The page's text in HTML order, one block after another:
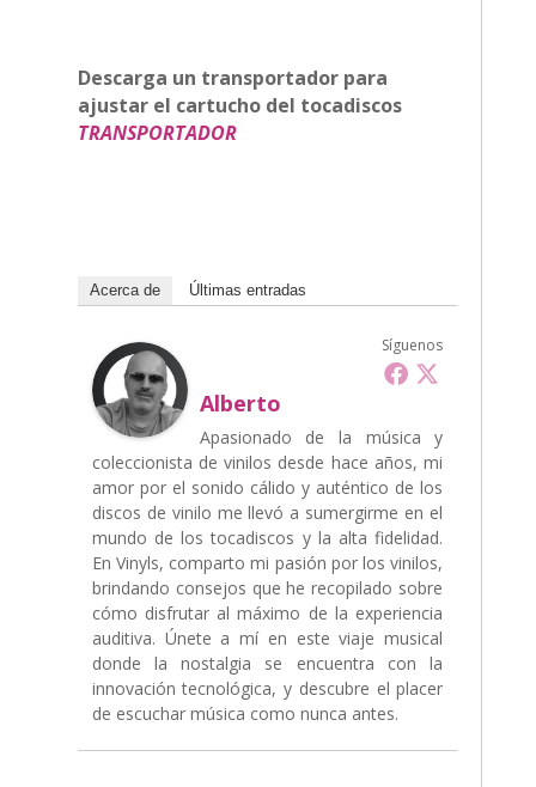
Descarga un transportador para
ajustar el cartucho del tocadiscos
TRANSPORTADOR
Acerca de Últimas entradas
Síguenos
Alberto
Apasionado de la música y
coleccionista de vinilos desde hace años, mi
amor por el sonido cálido y auténtico de los
discos de vinilo me llevó a sumergirme en el
mundo de los tocadiscos y la alta fidelidad.
En Vinyls, comparto mi pasión por los vinilos,
brindando consejos que he recopilado sobre
cómo disfrutar al máximo de la experiencia
auditiva. Únete a mí en este viaje musical
donde la nostalgia se encuentra con la
innovación tecnológica, y descubre el placer
de escuchar música como nunca antes.